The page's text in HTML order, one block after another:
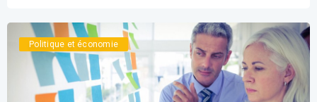
Politique et économie